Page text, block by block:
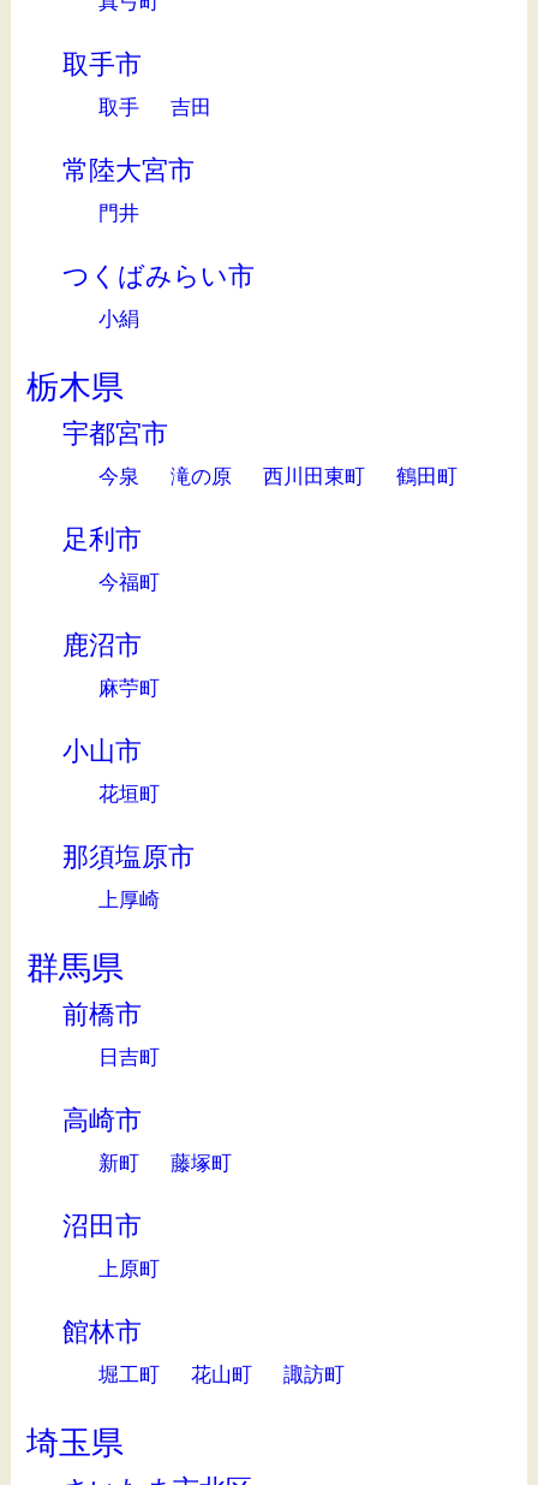
取手市
取手 吉田
常陸大宮市
門井
つくばみらい市
小絹
栃木県
宇都宮市
今泉 滝の原 西川田東町 鶴田町
足利市
今福町
鹿沼市
麻苧町
小山市
花垣町
那須塩原市
上厚崎
群馬県
前橋市
日吉町
高崎市
新町 藤塚町
沼田市
上原町
館林市
堀工町 花山町 諏訪町
埼玉県